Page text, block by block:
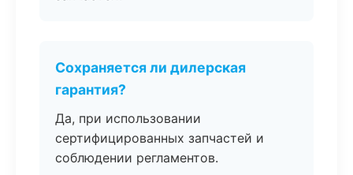
Сохраняется ли дилерская
гарантия?
Да, при использовании
сертифицированных запчастей и
соблюдении регламентов.